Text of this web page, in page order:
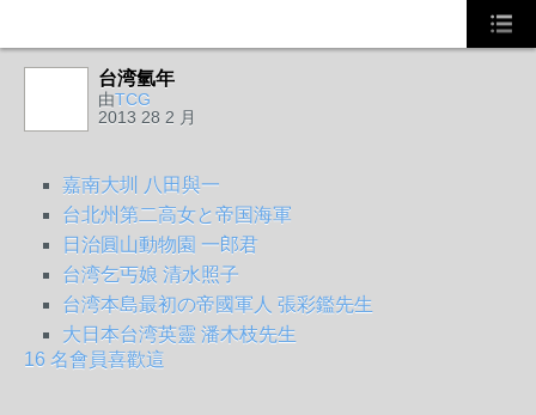
台湾氫年
由TCG
2013 28 2 月
嘉南大圳 八田與一
台北州第二高女と帝国海軍
日治圓山動物園 一郎君
台湾乞丐娘 清水照子
台湾本島最初の帝國軍人 張彩鑑先生
大日本台湾英靈 潘木枝先生
16 名會員喜歡這